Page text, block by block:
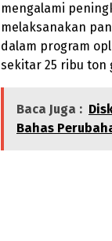
mengalami
melaksanakan
dalam program
sekitar 25 ribu ton
Baca Juga :
Bahas